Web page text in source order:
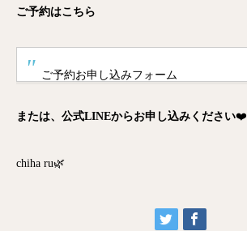
ご予約はこちら
ご予約お申し込みフォーム
または、公式LINEからお申し込みください❤️
chiha ru🌿